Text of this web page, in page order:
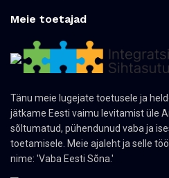
Meie toetajad
Tänu meie lugejate toetusele ja
jätkame Eesti vaimu levitamist üle
sõltumatud, pühendunud vaba ja
toetamisele. Meie ajaleht ja selle
nime: 'Vaba Eesti Sõna.'